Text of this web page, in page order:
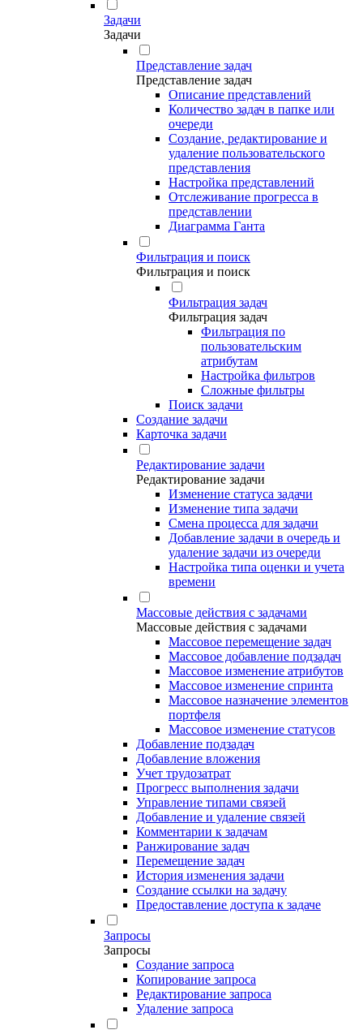
Задачи
Задачи
Представление задач
Представление задач
Описание представлений
Количество задач в папке или
очереди
Создание, редактирование и
удаление пользовательского
представления
Настройка представлений
Отслеживание прогресса в
представлении
Диаграмма Ганта
Фильтрация и поиск
Фильтрация и поиск
Фильтрация задач
Фильтрация задач
Фильтрация по
пользовательским
атрибутам
Настройка фильтров
Сложные фильтры
Поиск задачи
Создание задачи
Карточка задачи
Редактирование задачи
Редактирование задачи
Изменение статуса задачи
Изменение типа задачи
Смена процесса для задачи
Добавление задачи в очередь и
удаление задачи из очереди
Настройка типа оценки и учета
времени
Массовые действия с задачами
Массовые действия с задачами
Массовое перемещение задач
Массовое добавление подзадач
Массовое изменение атрибутов
Массовое изменение спринта
Массовое назначение элементов
портфеля
Массовое изменение статусов
Добавление подзадач
Добавление вложения
Учет трудозатрат
Прогресс выполнения задачи
Управление типами связей
Добавление и удаление связей
Комментарии к задачам
Ранжирование задач
Перемещение задач
История изменения задачи
Создание ссылки на задачу
Предоставление доступа к задаче
Запросы
Запросы
Создание запроса
Копирование запроса
Редактирование запроса
Удаление запроса